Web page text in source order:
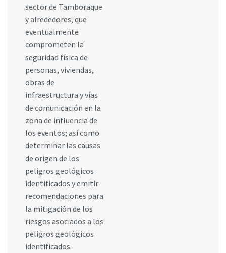
sector de Tamboraque
y alrededores, que
eventualmente
comprometen la
seguridad física de
personas, viviendas,
obras de
infraestructura y vías
de comunicación en la
zona de influencia de
los eventos; así como
determinar las causas
de origen de los
peligros geológicos
identificados y emitir
recomendaciones para
la mitigación de los
riesgos asociados a los
peligros geológicos
identificados.